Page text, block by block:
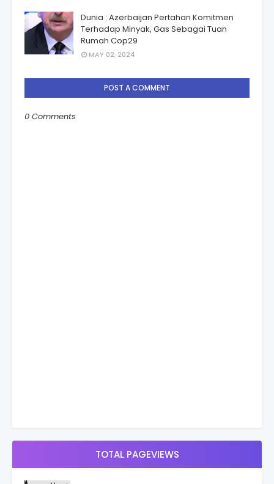
Dunia : Azerbaijan Pertahan Komitmen
Terhadap Minyak, Gas Sebagai Tuan
Rumah Cop29
MAY 02, 2024
POST A COMMENT
0 Comments
TOTAL PAGEVIEWS